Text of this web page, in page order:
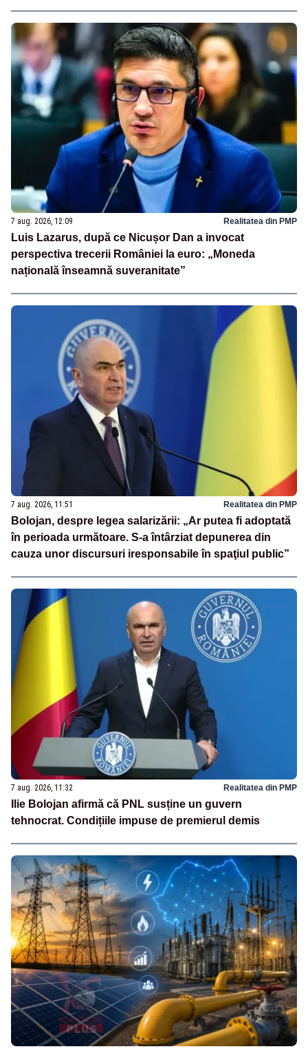
7 aug. 2026, 12:09 Realitatea din PMP
Luis Lazarus, după ce Nicușor Dan a invocat
perspectiva trecerii României la euro: „Moneda
națională înseamnă suveranitate”
7 aug. 2026, 11:51 Realitatea din PMP
Bolojan, despre legea salarizării: „Ar putea fi adoptată
în perioada următoare. S-a întârziat depunerea din
cauza unor discursuri iresponsabile în spaţiul public”
7 aug. 2026, 11:32 Realitatea din PMP
Ilie Bolojan afirmă că PNL susține un guvern
tehnocrat. Condițiile impuse de premierul demis